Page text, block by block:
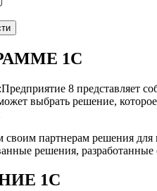
1С
8 представляет
выбрать решение,
партнерам решения для
решения,
1С